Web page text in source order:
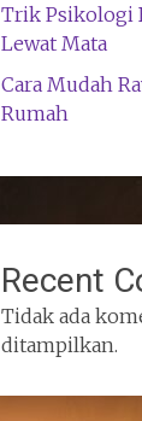
Trik Psikologi
Lewat Mata
Cara Mudah
Rumah
Recent
Tidak ada
ditampilkan.